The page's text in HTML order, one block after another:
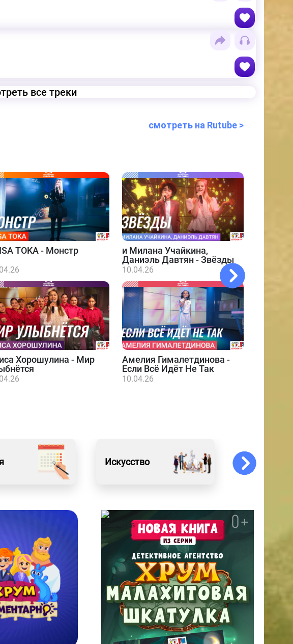
все треки
смотреть на Rutube >
TOKA - Монстр и Милана Учайкина,
Даниэль Давтян - Звёзды
10.04.26
Хорошулина - Мир
Амелия Гималетдинова -
Если Всё Идёт Не Так
10.04.26
Искусство Обо всём